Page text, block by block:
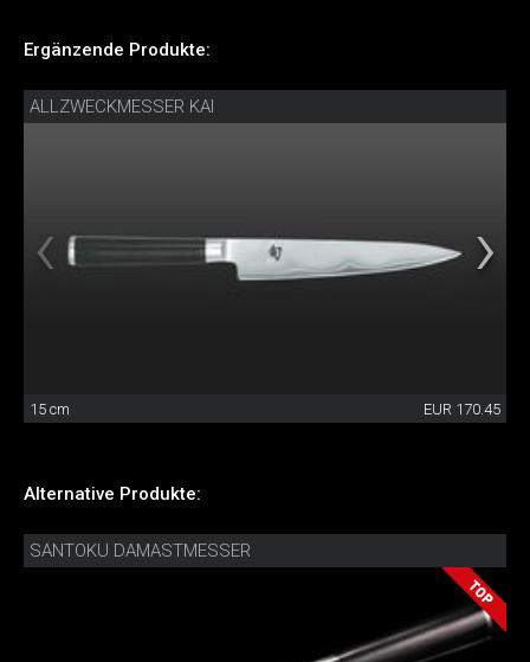
Ergänzende Produkte:
ALLZWECKMESSER KAI
15 cm EUR 170.45
Alternative Produkte:
SANTOKU DAMASTMESSER